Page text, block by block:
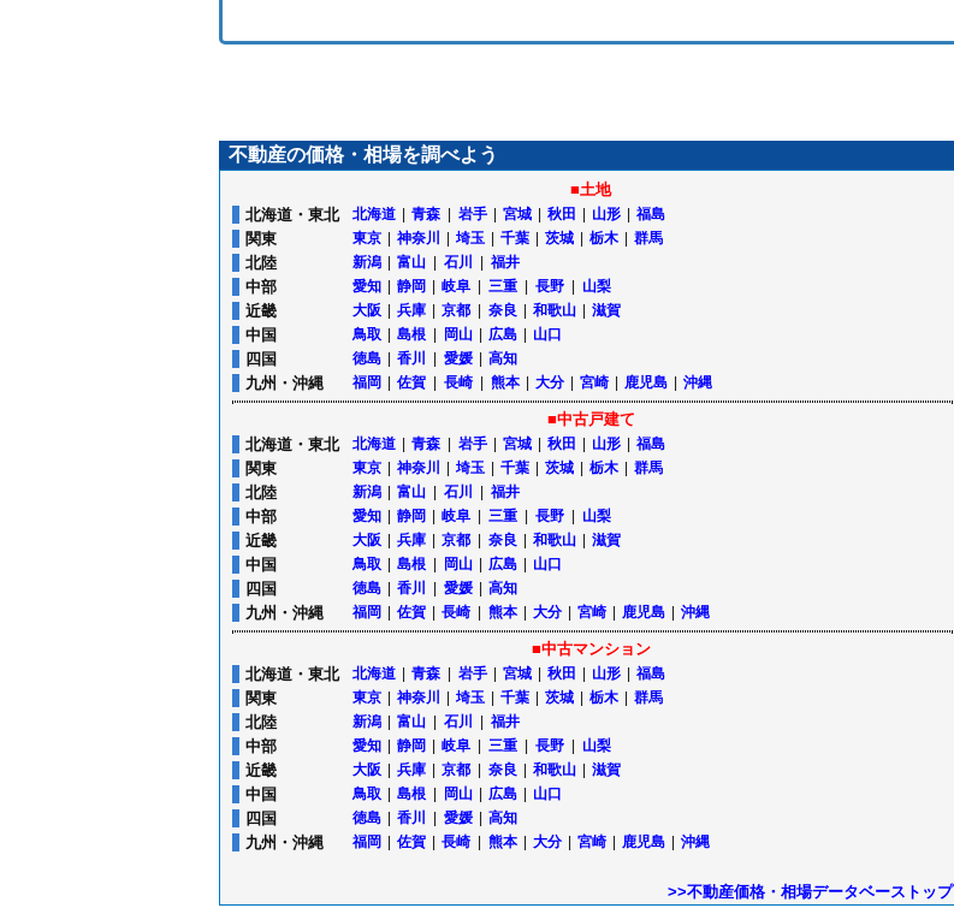
不動産の価格・相場を調べよう
■土地
北海道・東北
北海道 青森 岩手 宮城 秋田 山形 福島
関東 東京 神奈川 埼玉 千葉 茨城 栃木 群馬
北陸 新潟 富山 石川 福井
中部 愛知 静岡 岐阜 三重 長野 山梨
近畿 大阪 兵庫 京都 奈良 和歌山 滋賀
中国 鳥取 島根 岡山 広島 山口
四国 徳島 香川 愛媛 高知
九州・沖縄 福岡 佐賀 長崎 熊本 大分 宮崎 鹿児島 沖縄
■中古戸建て
北海道・東北
北海道 青森 岩手 宮城 秋田 山形 福島
関東 東京 神奈川 埼玉 千葉 茨城 栃木 群馬
北陸 新潟 富山 石川 福井
中部 愛知 静岡 岐阜 三重 長野 山梨
近畿 大阪 兵庫 京都 奈良 和歌山 滋賀
中国 鳥取 島根 岡山 広島 山口
四国 徳島 香川 愛媛 高知
九州・沖縄 福岡 佐賀 長崎 熊本 大分 宮崎 鹿児島 沖縄
■中古マンション
北海道・東北
北海道 青森 岩手 宮城 秋田 山形 福島
関東 東京 神奈川 埼玉 千葉 茨城 栃木 群馬
北陸 新潟 富山 石川 福井
中部 愛知 静岡 岐阜 三重 長野 山梨
近畿 大阪 兵庫 京都 奈良 和歌山 滋賀
中国 鳥取 島根 岡山 広島 山口
四国 徳島 香川 愛媛 高知
九州・沖縄 福岡 佐賀 長崎 熊本 大分 宮崎 鹿児島 沖縄
>>不動産価格・相場データベーストップ